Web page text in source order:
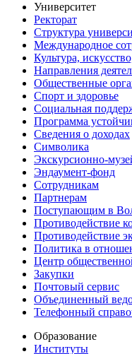
Университет
Ректорат
Структура
Международное
Культура,
Направления
Общественные
Спорт и здоровье
Социальная
Программа
Сведения о доходах
Символика
Экскурсионно-
Эндаумент-фонд
Сотрудникам
Партнерам
Поступающим в
Противодействие
Противодействие
Политика в
Центр
Закупки
Почтовый сервис
Объединенный
Телефонный
Образование
Институты